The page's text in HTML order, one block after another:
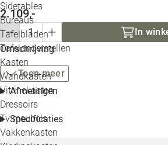
Sidetables
Bureaus
Tafelbladen
Tafelonderstellen
Kasten
Wandkasten
Vitrinekasten
Dressoirs
Tv meubels
Vakkenkasten
2.109,-
In
Omschrijving
Toon meer
Afmetingen
Specificaties